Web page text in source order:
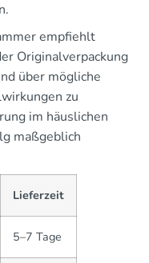
empfiehlt
Originalverpackung
über mögliche
zu
im häuslichen
maßgeblich
Lieferzeit
5–7 Tage